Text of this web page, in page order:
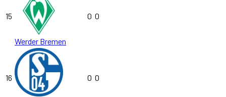
15
Werder Bremen
0 0
16 0 0